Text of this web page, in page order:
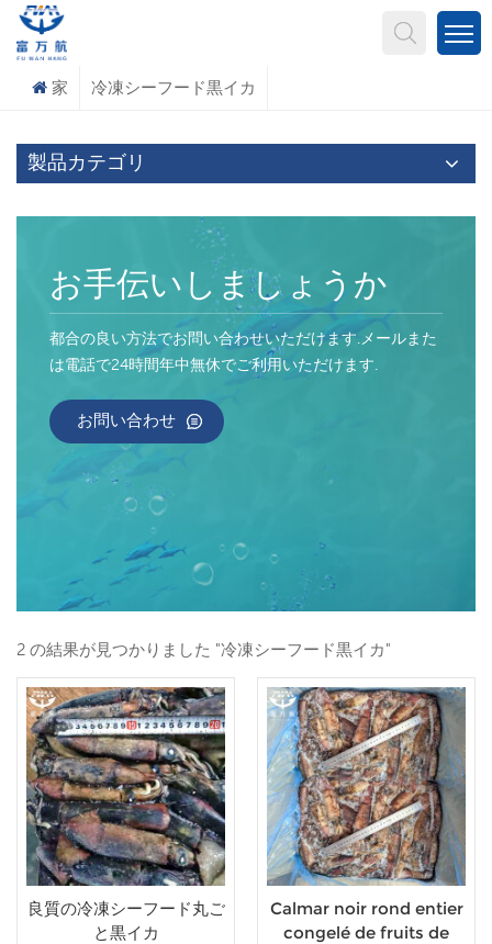
家 冷凍シーフード黒イカ
製品カテゴリ
お手伝いしましょうか
都合の良い方法でお問い合わせいただけます.メールまた
は電話で24時間年中無休でご利用いただけます.
お問い合わせ
2 の結果が見つかりました "冷凍シーフード黒イカ"
良質の冷凍シーフード丸ご
と黒イカ
Calmar noir rond entier
congelé de fruits de